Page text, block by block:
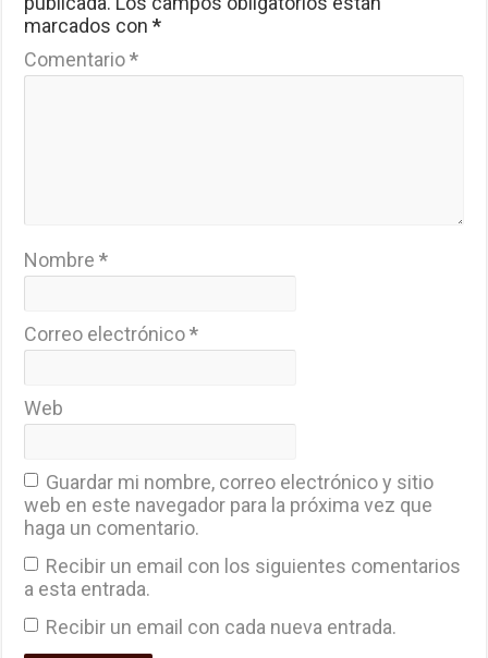
marcados con*
Comentario*
Nombre*
Correo electrónico*
Web
Guardar mi nombre, correo electrónico y sitio
web en este navegador para la próxima vez que
haga un comentario.
Recibir un email con los siguientes comentarios
a esta entrada.
Recibir un email con cada nueva entrada.